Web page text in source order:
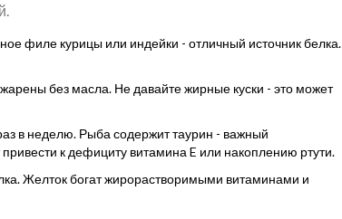
филе курицы или индейки - отличный источник белка.
без масла. Не давайте жирные куски - это может
в неделю. Рыба содержит таурин - важный
к дефициту витамина E или накоплению ртути.
Желток богат жирорастворимыми витаминами и